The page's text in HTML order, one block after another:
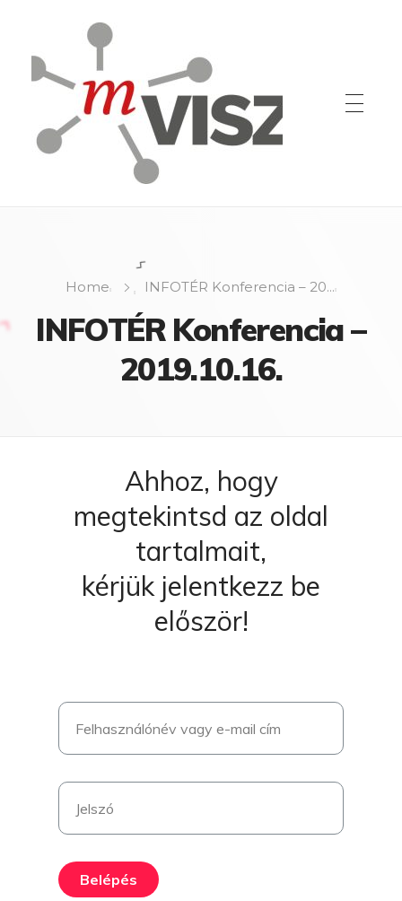
Home INFOTÉR Konferencia – 20...
INFOTÉR Konferencia –
2019.10.16.
Ahhoz, hogy
megtekintsd az oldal
tartalmait,
kérjük jelentkezz be
először!
Belépés